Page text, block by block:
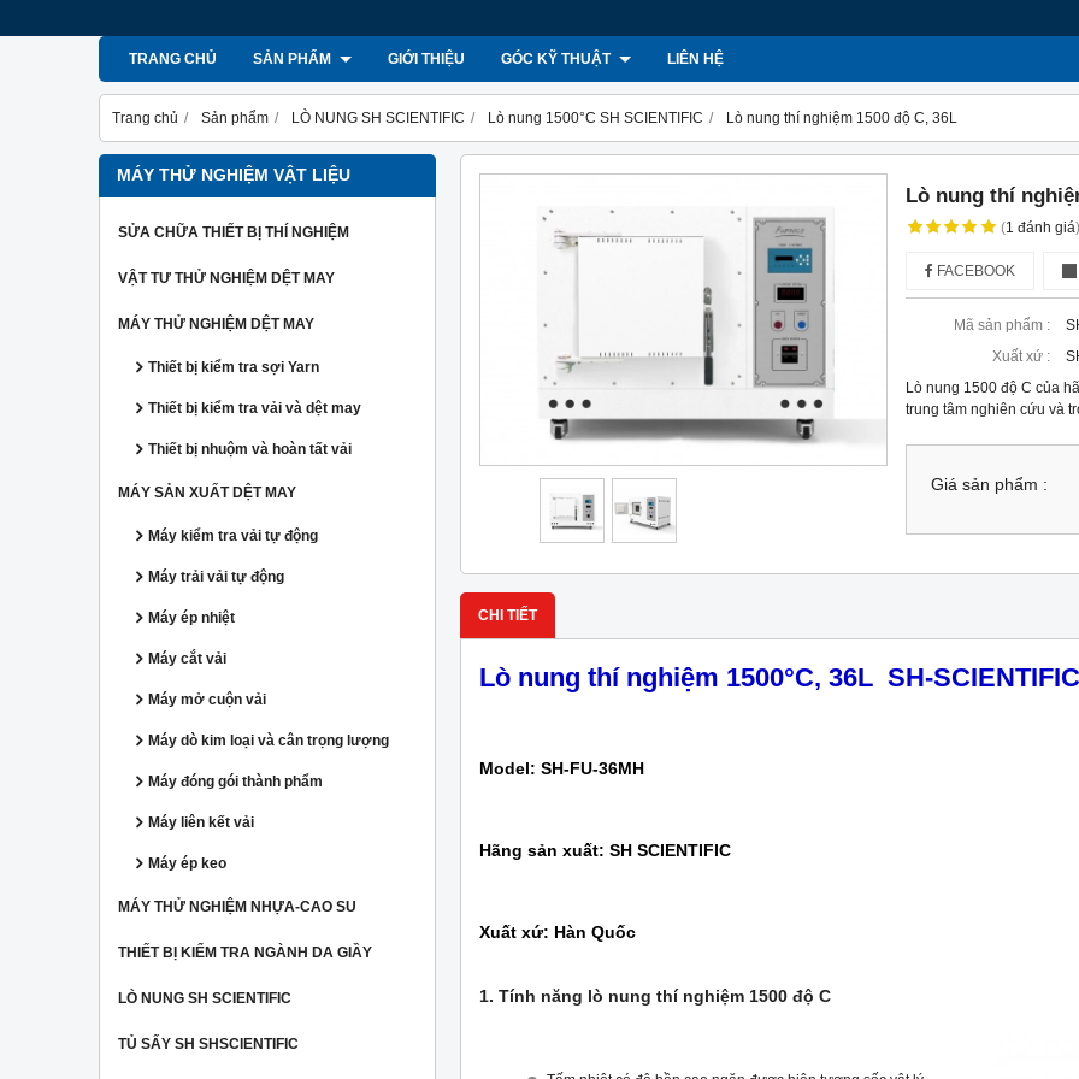
TRANG CHỦ SẢN PHẨM GIỚI THIỆU GÓC KỸ THUẬT LIÊN HỆ
Trang chủ Sản phẩm LÒ NUNG SH SCIENTIFIC Lò nung 1500°C SH SCIENTIFIC Lò nung thí nghiệm 1500 độ C, 36L
MÁY THỬ NGHIỆM VẬT LIỆU
SỬA CHỮA THIẾT BỊ THÍ NGHIỆM
VẬT TƯ THỬ NGHIỆM DỆT MAY
MÁY THỬ NGHIỆM DỆT MAY
Thiết bị kiểm tra sợi Yarn
Thiết bị kiểm tra vải và dệt may
Thiết bị nhuộm và hoàn tất vải
MÁY SẢN XUẤT DỆT MAY
Máy kiểm tra vải tự động
Máy trải vải tự động
Máy ép nhiệt
Máy cắt vải
Máy mở cuộn vải
Máy dò kim loại và cân trọng lượng
Máy đóng gói thành phẩm
Máy liên kết vải
Máy ép keo
MÁY THỬ NGHIỆM NHỰA-CAO SU
THIẾT BỊ KIỂM TRA NGÀNH DA GIẦY
LÒ NUNG SH SCIENTIFIC
TỦ SẤY SH SHSCIENTIFIC
Lò nung thí
(1đánh giá
FACEBOOK
Mã sản phẩm :
Xuất xứ :
Lò nung 1500 độ C của
trung tâm nghiên cứu và
Giá sản phẩm :
CHI TIẾT
Lò nung thí nghiệm 1500°C, 36L SH-SCIENTIFIC
Model: SH-FU-36MH
Hãng sản xuất: SH SCIENTIFIC
Xuất xứ: Hàn Quốc
1. Tính năng lò nung thí nghiệm 1500 độ C